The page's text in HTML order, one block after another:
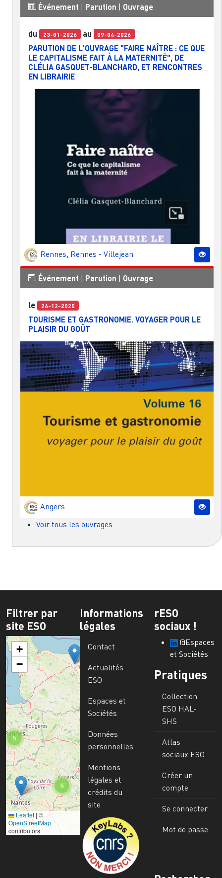
Événement | Parution | Ouvrage
du 23-01-2026 au 09-04-2026
PARUTION DE L'OUVRAGE "FAIRE NAÎTRE : CE QUE
LE CAPITALISME FAIT À LA MATERNITÉ", DE
CLÉLIA GASQUET-BLANCHARD, ET RENCONTRES
EN LIBRAIRIE
Rennes Rennes - Villejean
Événement | Parution | Ouvrage
le 26-12-2025
TOURISME ET GASTRONOMIE. VOYAGER POUR LE
PLAISIR DU GOÛT
Angers
Voir tous les ouvrages
Filtrer par
site ESO
6
5
+
−
Leaflet | ©
OpenStreetMap
contributors
Informations
légales
Contact
Actualités
ESO
Espaces et
Sociétés
Données
personnelles
Mentions
légales et
crédits du
site
Image
rESO
sociaux !
@Espaces
et Sociétés
Pratiques
Collection
ESO HAL-
SHS
Atlas
sociaux ESO
Créer un
compte
Se connecter
Mot de passe